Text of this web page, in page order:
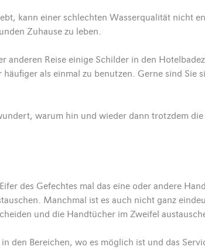
kann einer schlechten Wasserqualität nicht
Zuhause zu leben.
anderen Reise einige Schilder in den
als einmal zu benutzen. Gerne sind Sie
warum hin und wieder dann trotzdem
des Gefechtes mal das eine oder andere
Manchmal ist es auch nicht ganz
und die Handtücher im Zweifel
den Bereichen, wo es möglich ist und das